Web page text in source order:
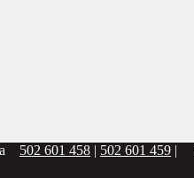
502 601 458 | 502 601 459 |